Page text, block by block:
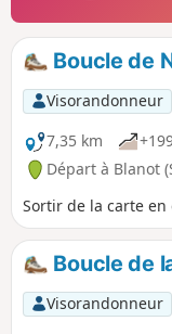
Boucle de
Visorandonneur
7,35 km
Départ à Blanot
Sortir de la carte
Boucle de
Visorandonneur